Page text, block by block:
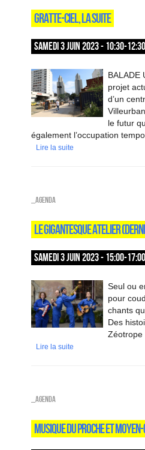
GRATTE-CIEL, LA SUITE
SAMEDI 3 JUIN 2023 - 10:30-12:30
BALADE
projet
d’un
le futur
également l’occupation
Lire la suite
_Agenda
LE GIGANTESQUE ATELIER
SAMEDI 3 JUIN 2023 - 15:00-17:00
Seul ou
pour
chants
Des
Zéotrope
Lire la suite
_Agenda
MUSIQUE DU PROCHE ET